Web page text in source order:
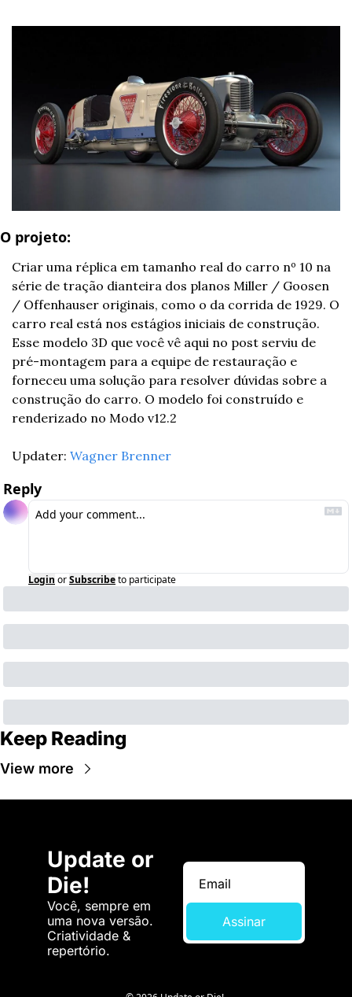
O projeto:
Criar uma réplica em tamanho real do carro nº 10 na
série de tração dianteira dos planos Miller / Goosen
/ Offenhauser originais, como o da corrida de 1929. O
carro real está nos estágios iniciais de construção.
Esse modelo 3D que você vê aqui no post serviu de
pré-montagem para a equipe de restauração e
forneceu uma solução para resolver dúvidas sobre a
construção do carro. O modelo foi construído e
renderizado no Modo v12.2
Updater: Wagner Brenner
Reply
Login orSubscribeto participate
Keep Reading
View more
Update or
Die!
Você, sempre em
uma nova versão.
Criatividade &
repertório.
Assinar